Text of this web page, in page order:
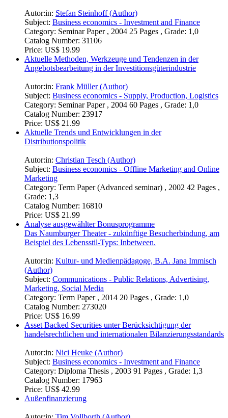
Autor:in: Stefan Steinhoff (Author)
Subject: Business economics - Investment and Finance
Category: Seminar Paper , 2004 25 Pages , Grade: 1,0
Catalog Number: 31106
Price: US$ 19.99
Aktuelle Methoden, Werkzeuge und Tendenzen in der
Angebotsbearbeitung in der Investitionsgüterindustrie
Autor:in: Frank Müller (Author)
Subject: Business economics - Supply, Production, Logistics
Category: Seminar Paper , 2004 60 Pages , Grade: 1,0
Catalog Number: 23917
Price: US$ 21.99
Aktuelle Trends und Entwicklungen in der
Distributionspolitik
Autor:in: Christian Tesch (Author)
Subject: Business economics - Offline Marketing and Online
Marketing
Category: Term Paper (Advanced seminar) , 2002 42 Pages ,
Grade: 1,3
Catalog Number: 16810
Price: US$ 21.99
Analyse ausgewählter Bonusprogramme
Das Naumburger Theater - zukünftige Besucherbindung, am
Beispiel des Lebensstil-Typs: Inbetween.
Autor:in: Kultur- und Medienpädagoge, B.A. Jana Immisch
(Author)
Subject: Communications - Public Relations, Advertising,
Marketing, Social Media
Category: Term Paper , 2014 20 Pages , Grade: 1,0
Catalog Number: 273020
Price: US$ 16.99
Asset Backed Securities unter Berücksichtigung der
handelsrechtlichen und internationalen Bilanzierungsstandards
Autor:in: Nici Heuke (Author)
Subject: Business economics - Investment and Finance
Category: Diploma Thesis , 2003 91 Pages , Grade: 1,3
Catalog Number: 17963
Price: US$ 42.99
Außenfinanzierung